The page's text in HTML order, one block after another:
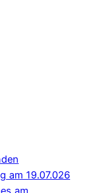
am 19.07.026